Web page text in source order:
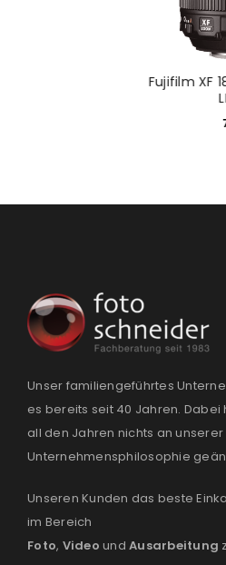
Fujifilm XF
Unser familiengeführtes
es bereits seit 40 Jahren. Dabei
all den Jahren nichts an unserer
Unternehmensphilosophie
Unseren Kunden das beste
im Bereich
Foto, Video und Ausarbeitung